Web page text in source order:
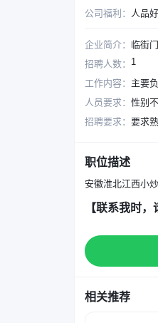
公司福利：
企业简介： 临街
招聘人数： 1
工作内容： 主要
人员要求： 性别
招聘要求：
职位描述
安徽淮北江西小
【联系我时
相关推荐